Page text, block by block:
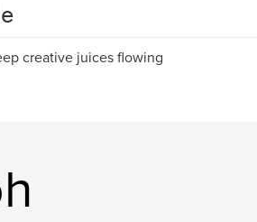
creative juices flowing